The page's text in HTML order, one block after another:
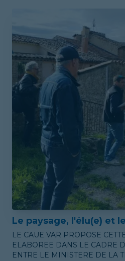
Le paysage, l'élu(e) et
LE CAUE VAR PROPOSE
ELABOREE DANS LE CADRE
ENTRE LE MINISTERE DE LA